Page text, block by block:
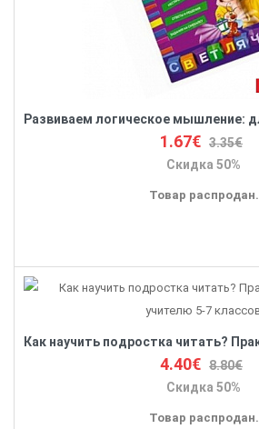
1.67€ 3.35€
Скидка 50%
Товар распродан.
4.40€ 8.80€
Скидка 50%
Товар распродан.